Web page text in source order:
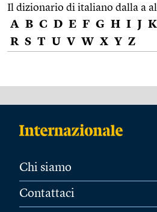
Il dizionario di italiano dalla a
A B C D E F G H I J K
R S T U V W X Y Z
Chi siamo
Contattaci